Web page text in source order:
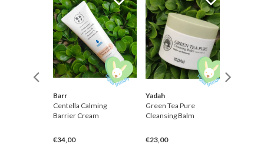
Barr
Centella Calming
Barrier Cream
€34,00
Yadah
Green Tea Pure
Cleansing Balm
€23,00